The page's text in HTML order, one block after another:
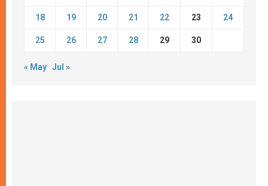
18 19 20 21 22 23 24
25 26 27 28 29 30
« May Jul »